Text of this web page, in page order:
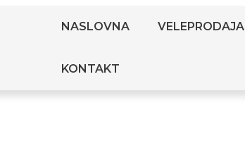
NASLOVNA VELEPRODAJA
KONTAKT